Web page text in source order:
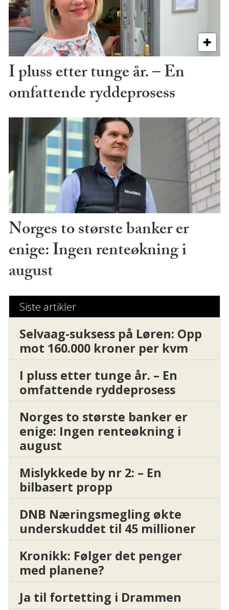
I pluss etter tunge år. – En
omfattende ryddeprosess
Norges to største banker er
enige: Ingen renteøkning i
august
Siste artikler
Selvaag-suksess på Løren: Opp
mot 160.000 kroner per kvm
I pluss etter tunge år. – En
omfattende ryddeprosess
Norges to største banker er
enige: Ingen renteøkning i
august
Mislykkede by nr 2: – En
bilbasert propp
DNB Næringsmegling økte
underskuddet til 45 millioner
Kronikk: Følger det penger
med planene?
Ja til fortetting i Drammen